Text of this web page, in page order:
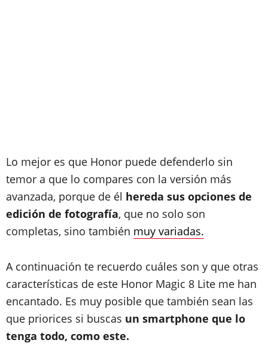
Lo mejor es que Honor puede defenderlo sin
temor a que lo compares con la versión más
avanzada, porque de él hereda sus opciones de
edición de fotografía, que no solo son
completas, sino también muy variadas.
A continuación te recuerdo cuáles son y que otras
características de este Honor Magic 8 Lite me han
encantado. Es muy posible que también sean las
que priorices si buscas un smartphone que lo
tenga todo, como este.